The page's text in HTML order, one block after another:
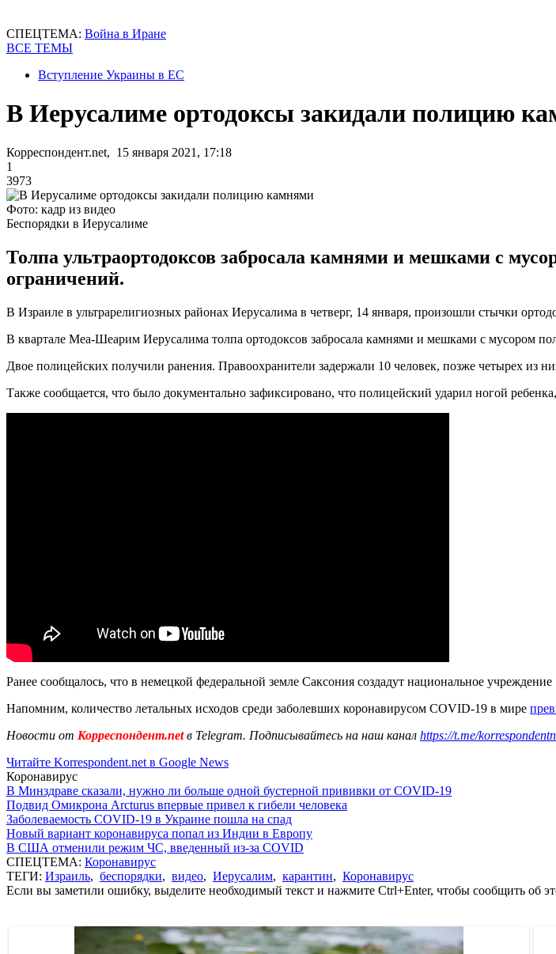
СПЕЦТЕМА: Война в Иране
ВСЕ ТЕМЫ
Вступление Украины в ЕС
В Иерусалиме ортодоксы закидали полицию
Корреспондент.net, 15 января 2021, 17:18
1
3973
Фото: кадр из видео
Беспорядки в Иерусалиме
Толпа ультраортодоксов забросала камнями и мешками с
ограничений.
В Израиле в ультрарелигиозных районах Иерусалима в четверг, 14 января, произошли стычки
В квартале Меа-Шеарим Иерусалима толпа ортодоксов забросала камнями и мешками с мусором
Двое полицейских получили ранения. Правоохранители задержали 10 человек, позже четырех из
Также сообщается, что было документально зафиксировано, что полицейский ударил ногой
Ранее сообщалось, что в немецкой федеральной земле Саксония создадут национальное
Напомним, количество летальных исходов среди заболевших коронавирусом COVID-19 в мире
Новости от Корреспондент.netв Telegram. Подписывайтесь на наш канал https://t.me/
Читайте Korrespondent.net в Google News
Коронавирус
В Минздраве сказали, нужно ли больше одной бустерной прививки от COVID-19
Подвид Омикрона Arcturus впервые привел к гибели человека
Заболеваемость COVID-19 в Украине пошла на спад
Новый вариант коронавируса попал из Индии в Европу
В США отменили режим ЧС, введенный из-за COVID
СПЕЦТЕМА: Коронавирус
ТЕГИ: Израиль, беспорядки, видео, Иерусалим, карантин, Коронавирус
Если вы заметили ошибку, выделите необходимый текст и нажмите Ctrl+Enter, чтобы сообщить об